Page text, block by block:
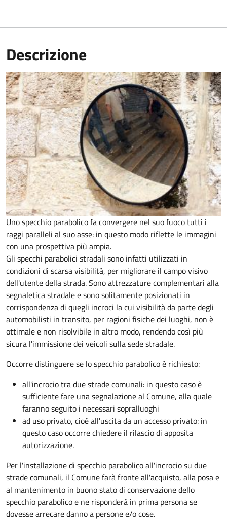
Descrizione
Uno specchio parabolico fa convergere nel suo fuoco tutti i
raggi paralleli al suo asse: in questo modo riflette le immagini
con una prospettiva più ampia.
Gli specchi parabolici stradali sono infatti utilizzati in
condizioni di scarsa visibilità, per migliorare il campo visivo
dell'utente della strada. Sono attrezzature complementari alla
segnaletica stradale e sono solitamente posizionati in
corrispondenza di quegli incroci la cui visibilità da parte degli
automobilisti in transito, per ragioni fisiche dei luoghi, non è
ottimale e non risolvibile in altro modo, rendendo così più
sicura l'immissione dei veicoli sulla sede stradale.
Occorre distinguere se lo specchio parabolico è richiesto:
all'incrocio tra due strade comunali: in questo caso è
sufficiente fare una segnalazione al Comune, alla quale
faranno seguito i necessari sopralluoghi
ad uso privato, cioè all'uscita da un accesso privato: in
questo casooccorre chiedere il rilascio di apposita
autorizzazione.
Per l'installazione di specchio parabolico all'incrocio su due
strade comunali, il Comune farà fronte all'acquisto, alla posa e
al mantenimento in buono stato di conservazione dello
specchio parabolico e ne risponderà in prima persona se
dovesse arrecare danno a persone e/o cose.